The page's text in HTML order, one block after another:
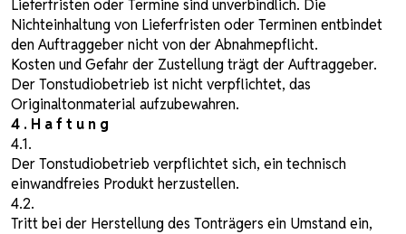
Lieferfristen oder Termine sind unverbindlich. Die
Nichteinhaltung von Lieferfristen oder Terminen entbindet
den Auftraggeber nicht von der Abnahmepflicht.
Kosten und Gefahr der Zustellung trägt der Auftraggeber.
Der Tonstudiobetrieb ist nicht verpflichtet, das
Originaltonmaterial aufzubewahren.
4 . H a f t u n g
4.1.
Der Tonstudiobetrieb verpflichtet sich, ein technisch
einwandfreies Produkt herzustellen.
4.2.
Tritt bei der Herstellung des Tonträgers ein Umstand ein,